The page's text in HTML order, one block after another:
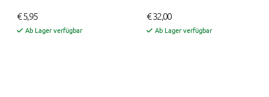
€ 5,95
Ab Lager verfügbar
€ 32,00
Ab Lager verfügbar